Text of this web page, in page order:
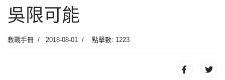
吳限可能
教戰手冊 2018-08-01 點擊數: 1223